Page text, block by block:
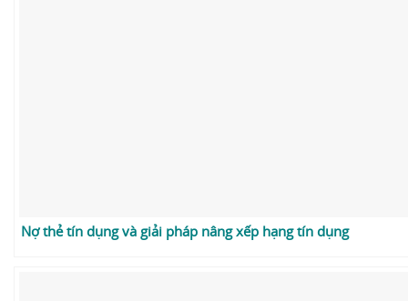
Nợ thẻ tín dụng và giải pháp nâng xếp hạng tín dụng